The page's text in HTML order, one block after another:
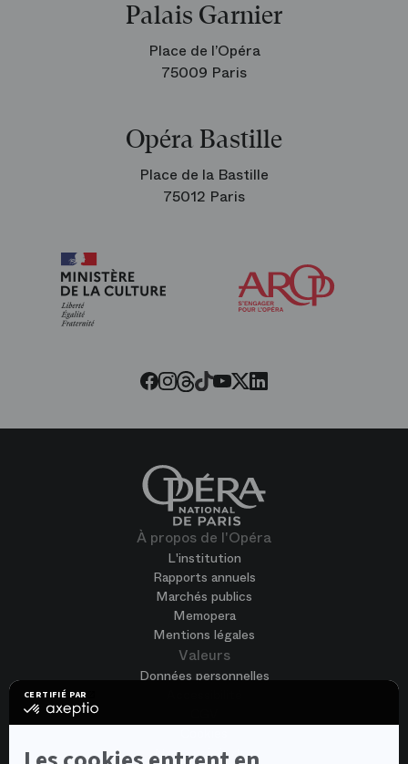
CERTIFIÉ PAR
certifié
Palais Garnier
Place de l’Opéra
75009 Paris
Opéra Bastille
Place de la Bastille
75012 Paris
Facebook
Instagram
Threads
Tiktok
Youtube
Twitter
LinkedIn
À propos de l'Opéra
L'institution
Rapports annuels
Marchés publics
Memopera
Mentions légales
Valeurs
Données personnelles
Nous rejoindre